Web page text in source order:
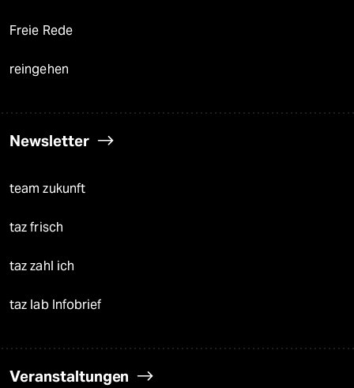
Freie Rede
reingehen
Newsletter
team zukunft
taz frisch
taz zahl ich
taz lab Infobrief
Veranstaltungen